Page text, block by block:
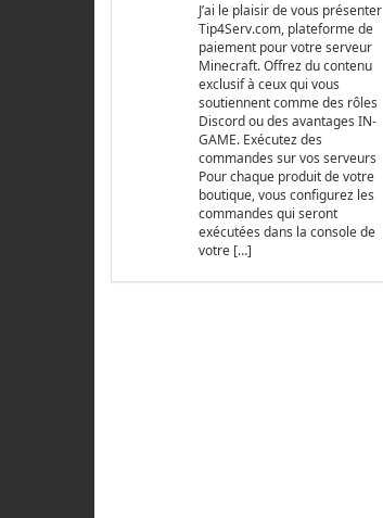
J’ai le plaisir de vous présenter
Tip4Serv.com, plateforme de
paiement pour votre serveur
Minecraft. Offrez du contenu
exclusif à ceux qui vous
soutiennent comme des rôles
Discord ou des avantages IN-
GAME. Exécutez des
commandes sur vos serveurs
Pour chaque produit de votre
boutique, vous configurez les
commandes qui seront
exécutées dans la console de
votre […]